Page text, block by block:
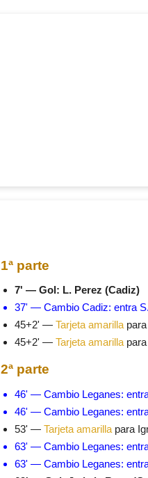
1ª parte
7' — Gol: L. Perez (Cadiz)
37' — Cambio Cadiz: entra
45+2' — Tarjeta amarillapara
45+2' — Tarjeta amarillapara
2ª parte
46' — Cambio Leganes:
46' — Cambio Leganes:
53' — Tarjeta amarilla para
63' — Cambio Leganes:
63' — Cambio Leganes: